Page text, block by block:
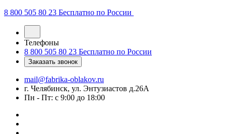
8 800 505 80 23 Бесплатно по России
Телефоны
8 800 505 80 23 Бесплатно по России
Заказать звонок
mail@fabrika-oblakov.ru
г. Челябинск, ул. Энтузиастов д.26А
Пн - Пт: с 9:00 до 18:00